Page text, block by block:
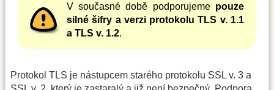
V současné době podporujeme pouze
silné šifry a verzi protokolu TLS v. 1.1
a TLS v. 1.2.
Protokol TLS je nástupcem starého protokolu SSL v. 3 a